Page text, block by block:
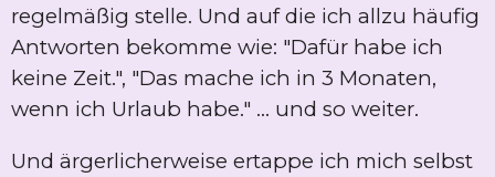
regelmäßig stelle. Und auf die ich allzu häufig
Antworten bekomme wie: "Dafür habe ich
keine Zeit.", "Das mache ich in 3 Monaten,
wenn ich Urlaub habe." ... und so weiter.
Und ärgerlicherweise ertappe ich mich selbst